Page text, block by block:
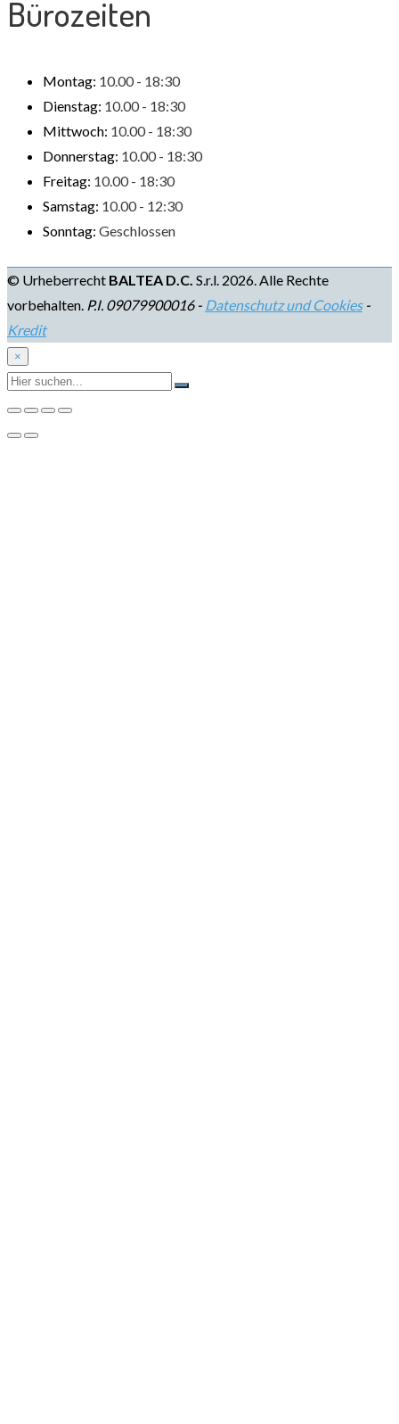
Bürozeiten
Montag: 10.00 - 18:30
Dienstag: 10.00 - 18:30
Mittwoch: 10.00 - 18:30
Donnerstag: 10.00 - 18:30
Freitag: 10.00 - 18:30
Samstag: 10.00 - 12:30
Sonntag: Geschlossen
© Urheberrecht BALTEA D.C. S.r.l. 2026. Alle Rechte
vorbehalten. P.I. 09079900016 - Datenschutz und Cookies-
Kredit
×